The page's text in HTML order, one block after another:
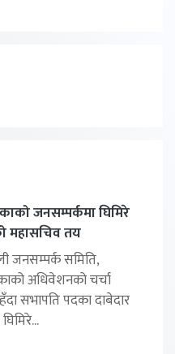
जनसम्पर्कमा घिमिरे
महासचिव तय
जनसम्पर्क समिति,
अधिवेशनको चर्चा
सभापति पदका दाबेदार